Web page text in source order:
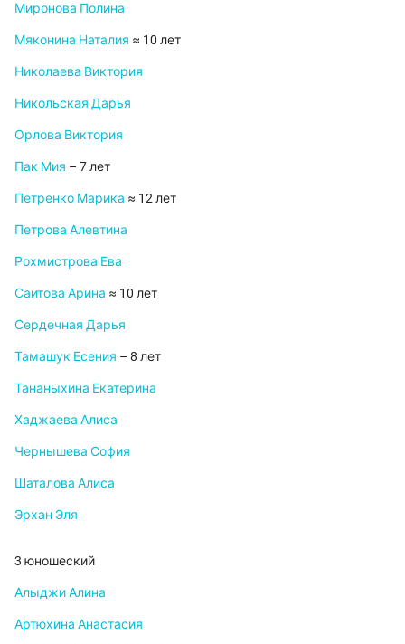
Миронова Полина
Мяконина Наталия ≈ 10 лет
Николаева Виктория
Никольская Дарья
Орлова Виктория
Пак Мия – 7 лет
Петренко Марика ≈ 12 лет
Петрова Алевтина
Рохмистрова Ева
Саитова Арина ≈ 10 лет
Сердечная Дарья
Тамашук Есения – 8 лет
Тананыхина Екатерина
Хаджаева Алиса
Чернышева София
Шаталова Алиса
Эрхан Эля
3 юношеский
Алыджи Алина
Артюхина Анастасия